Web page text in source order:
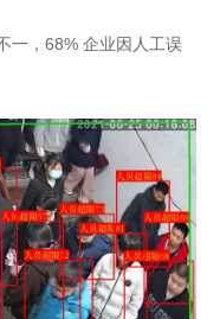
一，68% 企业因人工误